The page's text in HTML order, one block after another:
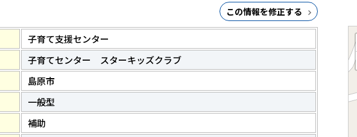
この情報を修正する
子育て支援センター
子育てセンター スターキッズクラブ
島原市
一般型
補助